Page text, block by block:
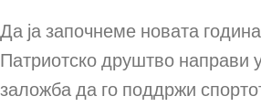
Да ја започнеме новата
Патриотско друштво направи
заложба да го поддржи